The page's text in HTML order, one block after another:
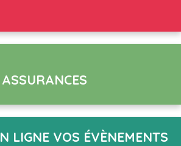
ASSURANCES
LIGNE VOS ÉVÈNEMENTS